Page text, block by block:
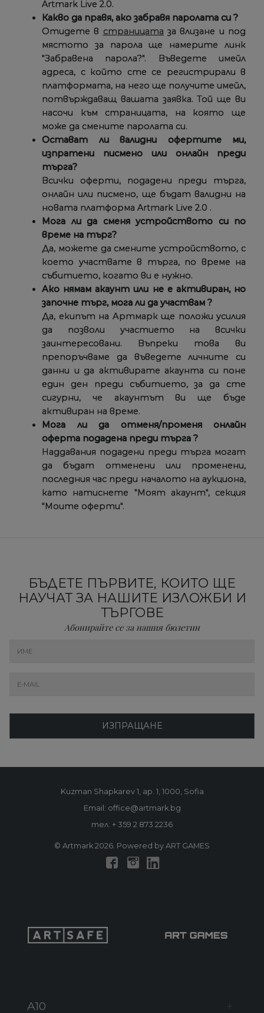
Artmark Live 2.0.
Какво да правя, ако забравя паролата си ?
Отидете в страницата за влизане и под
мястото за парола ще намерите линк
"Забравена парола?". Въведете имейл
адреса, с който сте се регистрирали в
платформата, на него ще получите имейл,
потвърждаващ вашата заявка. Той ще ви
насочи към страницата, на която ще
може да смените паролата си.
Остават ли валидни офертите ми,
изпратени писмено или онлайн преди
търга?
Всички оферти, подадени преди търга,
онлайн или писмено, ще бъдат валидни на
новата платформа Artmark Live 2.0 .
Мога ли да сменя устройството си по
време на търг?
Да, можете да смените устройството, с
което участвате в търга, по време на
събитието, когато ви е нужно.
Ако нямам акаунт или не е активиран, но
започне търг, мога ли да участвам ?
Да, екипът на Артмарк ще положи усилия
да позволи участието на всички
заинтересовани. Въпреки това ви
препоръчваме да въведете личните си
данни и да активирате акаунта си поне
един ден преди събитието, за да сте
сигурни, че акаунтът ви ще бъде
активиран на време.
Мога ли да отменя/променя онлайн
оферта подадена преди търга ?
Наддавания подадени преди търга могат
да бъдат отменени или променени,
последния час преди началото на аукциона,
като натиснете "Mоят акаунт", секция
"Mоите оферти".
БЪДЕТЕ ПЪРВИТЕ, КОИТО ЩЕ
НАУЧАТ ЗА НАШИТЕ ИЗЛОЖБИ И
ТЪРГОВЕ
Абонирайте се за нашия бюлетин
ИЗПРАЩАНЕ
Kuzman Shapkarev 1, ap. 1, 1000, Sofia
Email: office@artmark.bg
тел: + 359 2 873 2236
© Artmark 2026. Powered by ART GAMES
A10